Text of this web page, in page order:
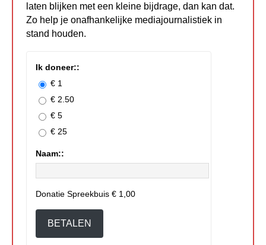
laten blijken met een kleine bijdrage, dan kan dat.
Zo help je onafhankelijke mediajournalistiek in
stand houden.
Ik doneer::
€ 1
€ 2.50
€ 5
€ 25
Naam::
Donatie Spreekbuis € 1,00
BETALEN